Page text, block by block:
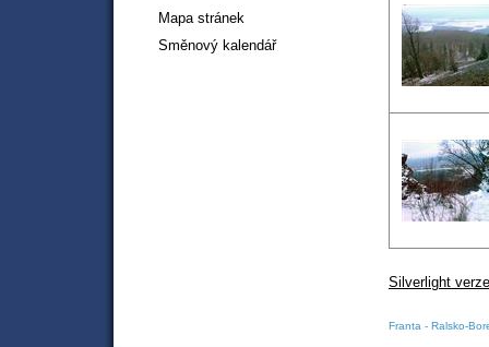
Mapa stránek
Směnový kalendář
Silverlight verze
Franta - Ralsko-